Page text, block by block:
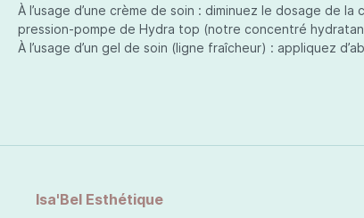
À l’usage d’une crème de soin : diminuez le dosage de
pression-pompe de Hydra top (notre concentré
À l’usage d’un gel de soin (ligne fraîcheur) : appliquez
Isa'Bel Esthétique